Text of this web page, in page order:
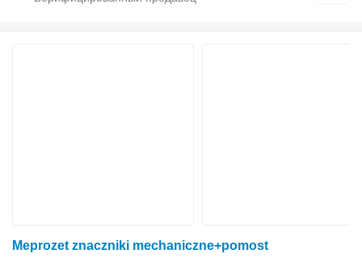
Meprozet znaczniki mechaniczne+pomost